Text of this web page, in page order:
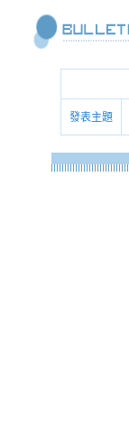
發表主題